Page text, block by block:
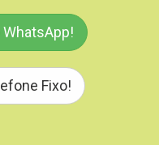
WhatsApp!
Fixo!